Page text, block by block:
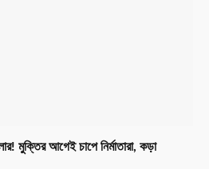
মুক্তির আগেই চাপে নির্মাতারা, কড়া